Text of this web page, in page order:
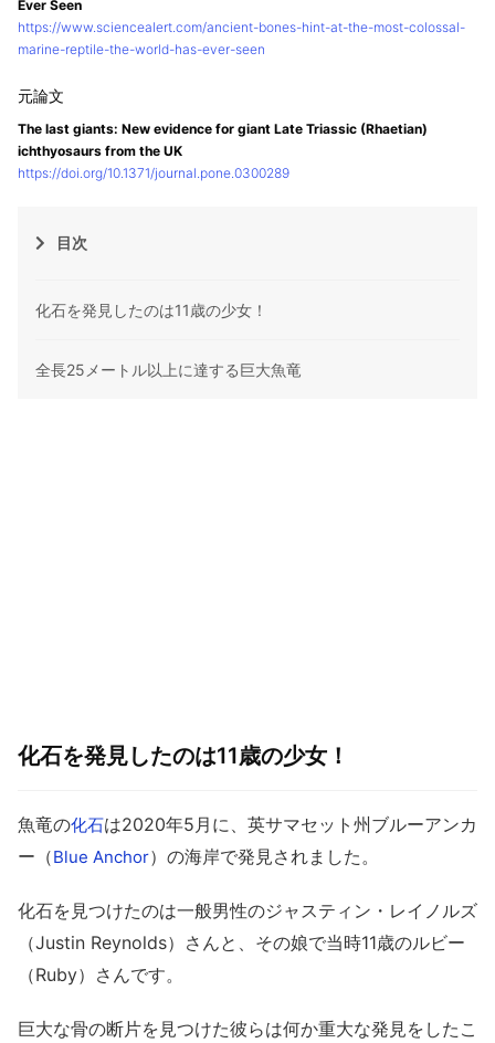
Ever Seen
https://www.sciencealert.com/ancient-bones-hint-at-the-most-colossal-
marine-reptile-the-world-has-ever-seen
The last giants: New evidence for giant Late Triassic (Rhaetian)
ichthyosaurs from the UK
https://doi.org/10.1371/journal.pone.0300289
目次
化石を発見したのは11歳の少女！
全長25メートル以上に達する巨大魚竜
化石を発見したのは11歳の少女！
魚竜の化石は2020年5月に、英サマセット州ブルーアンカ
ー（Blue Anchor）の海岸で発見されました。
化石を見つけたのは一般男性のジャスティン・レイノルズ
（Justin Reynolds）さんと、その娘で当時11歳のルビー
（Ruby）さんです。
巨大な骨の断片を見つけた彼らは何か重大な発見をしたこ